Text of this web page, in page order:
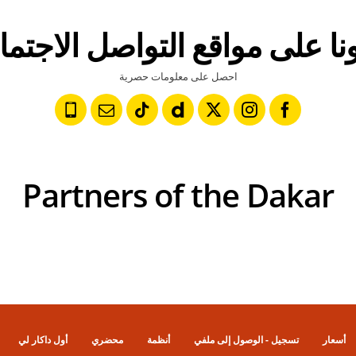
على مواقع التواصل
احصل على معلومات حصرية
Partners of the Dakar
أسعار تسجيل - الوصول إلى ملفي أنظمة محضري أول داكار لي